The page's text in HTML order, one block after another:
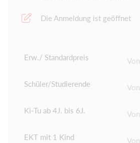
Die Anmeldung ist geöffnet
Erw./ Standardpreis Von
Schüler/Studierende Von
Ki-Tu ab 4J. bis 6J. Von
EKT mit 1 Kind Von